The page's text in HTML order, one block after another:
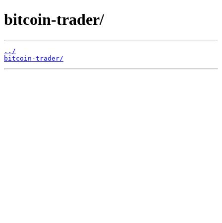
bitcoin-trader/
../
bitcoin-trader/